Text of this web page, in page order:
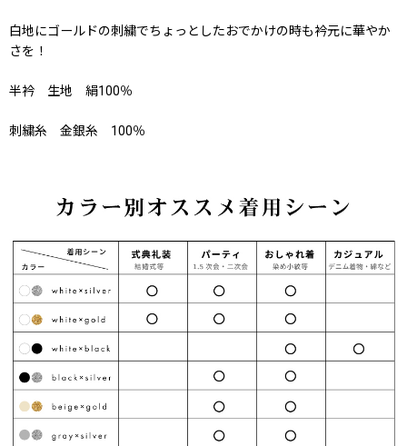
白地にゴールドの刺繍でちょっとしたおでかけの時も衿元に華やか
さを！
半衿 生地 絹100％
刺繍糸 金銀糸 100％